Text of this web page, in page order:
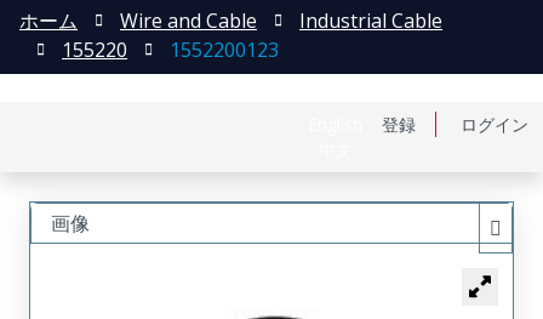
登録 ログイン
ホーム Wire and Cable
Industrial Cable
155220
1552200123
画像